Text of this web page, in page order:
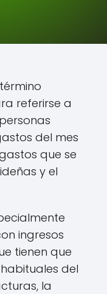
referirse a
del mes
que se
y el
ingresos
tienen que
del
la